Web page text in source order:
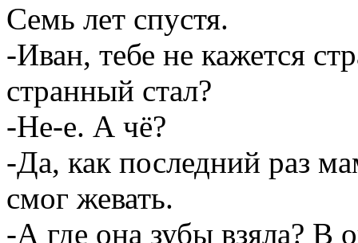
Семь лет спустя.
-Иван, тебе не кажется
странный стал?
-Не-е. А чё?
-Да, как последний раз
смог жевать.
-А где она зубы взяла? В